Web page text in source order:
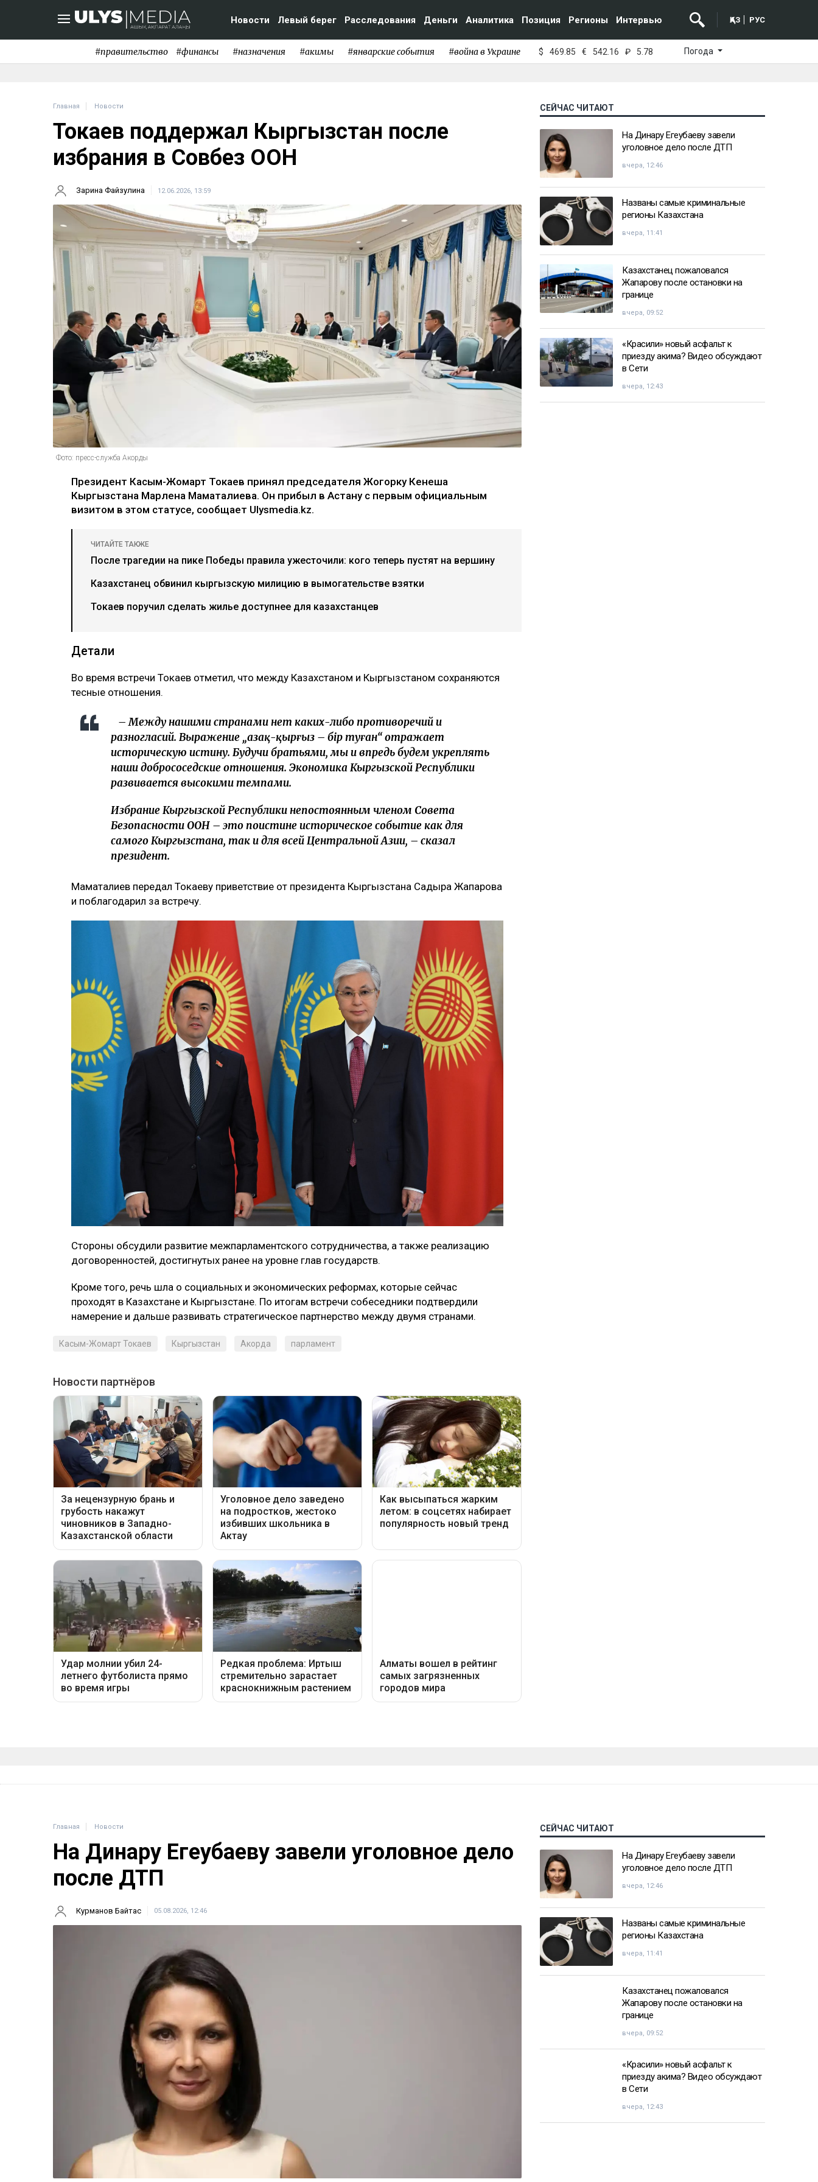
Новости Левый берег Расследования Деньги Аналитика Позиция Регионы Интервью ҚАЗ РУС
#правительство #финансы #назначения #акимы #январские события #война в Украине $ 469.85 € 542.16 ₽ 5.78 Погода
Главная Новости
Токаев поддержал Кыргызстан после
избрания в Совбез ООН
Зарина Файзулина 12.06.2026, 13:59
Фото: пресс-служба Акорды
Президент Касым-Жомарт Токаев принял председателя Жогорку Кенеша
Кыргызстана Марлена Маматалиева. Он прибыл в Астану с первым официальным
визитом в этом статусе, сообщает Ulysmedia.kz.
ЧИТАЙТЕ ТАКЖЕ
После трагедии на пике Победы правила ужесточили: кого теперь пустят на вершину
Казахстанец обвинил кыргызскую милицию в вымогательстве взятки
Токаев поручил сделать жилье доступнее для казахстанцев
Детали
Во время встречи Токаев отметил, что между Казахстаном и Кыргызстаном сохраняются
тесные отношения.
– Между нашими странами нет каких-либо противоречий и
разногласий. Выражение „Қазақ-қырғыз – бір туған“ отражает
историческую истину. Будучи братьями, мы и впредь будем укреплять
наши добрососедские отношения. Экономика Кыргызской Республики
развивается высокими темпами.
Избрание Кыргызской Республики непостоянным членом Совета
Безопасности ООН – это поистине историческое событие как для
самого Кыргызстана, так и для всей Центральной Азии, – сказал
президент.
Маматалиев передал Токаеву приветствие от президента Кыргызстана Садыра Жапарова
и поблагодарил за встречу.
Стороны обсудили развитие межпарламентского сотрудничества, а также реализацию
договоренностей, достигнутых ранее на уровне глав государств.
Кроме того, речь шла о социальных и экономических реформах, которые сейчас
проходят в Казахстане и Кыргызстане. По итогам встречи собеседники подтвердили
намерение и дальше развивать стратегическое партнерство между двумя странами.
Касым-Жомарт Токаев Кыргызстан Акорда парламент
СЕЙЧАС ЧИТАЮТ
На Динару Егеубаеву завели
уголовное дело после ДТП
вчера, 12:46
Названы самые криминальные
регионы Казахстана
вчера, 11:41
Казахстанец пожаловался
Жапарову после остановки на
границе
вчера, 09:52
«Красили» новый асфальт к
приезду акима? Видео обсуждают
в Сети
вчера, 12:43
Главная Новости
На Динару Егеубаеву завели уголовное дело
после ДТП
Курманов Байтас 05.08.2026, 12:46
СЕЙЧАС ЧИТАЮТ
На Динару Егеубаеву завели
уголовное дело после ДТП
вчера, 12:46
Названы самые криминальные
регионы Казахстана
вчера, 11:41
Казахстанец пожаловался
Жапарову после остановки на
границе
вчера, 09:52
«Красили» новый асфальт к
приезду акима? Видео обсуждают
в Сети
вчера, 12:43